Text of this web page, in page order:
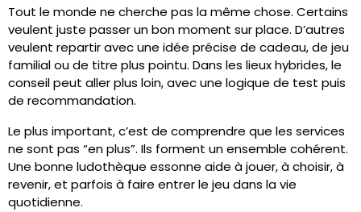
Tout le monde ne cherche pas la même chose. Certains
veulent juste passer un bon moment sur place. D’autres
veulent repartir avec une idée précise de cadeau, de jeu
familial ou de titre plus pointu. Dans les lieux hybrides, le
conseil peut aller plus loin, avec une logique de test puis
de recommandation.
Le plus important, c’est de comprendre que les services
ne sont pas “en plus”. Ils forment un ensemble cohérent.
Une bonne ludothèque essonne aide à jouer, à choisir, à
revenir, et parfois à faire entrer le jeu dans la vie
quotidienne.